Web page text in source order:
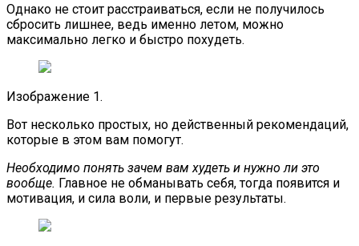
Однако не стоит расстраиваться, если не получилось
сбросить лишнее, ведь именно летом, можно
максимально легко и быстро похудеть.
Изображение 1.
Вот несколько простых, но действенный рекомендаций,
которые в этом вам помогут.
Необходимо понять зачем вам худеть и нужно ли это
вообще. Главное не обманывать себя, тогда появится и
мотивация, и сила воли, и первые результаты.